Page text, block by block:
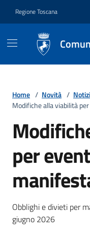
Regione Toscana
Home / Novità /
Modifiche alla viabilità
per
Dettagli
Obblighi e divieti per
giugno 2026